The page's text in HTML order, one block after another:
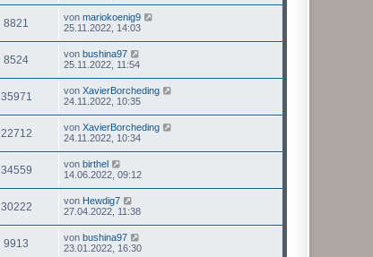
8821 von mariokoenig9
25.11.2022, 14:03
8524 von bushina97
25.11.2022, 11:54
35971 von XavierBorcheding
24.11.2022, 10:35
22712 von XavierBorcheding
24.11.2022, 10:34
34559 von birthel
14.06.2022, 09:12
30222 von Hewdig7
27.04.2022, 11:38
9913 von bushina97
23.01.2022, 16:30